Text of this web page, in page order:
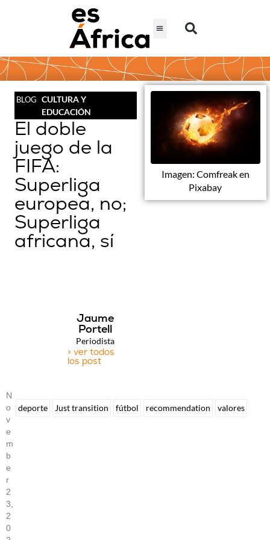
BLOG CULTURA Y
EDUCACIÓN
El doble
juego de la
FIFA:
Superliga
europea, no;
Superliga
africana, sí
Imagen: Comfreak en
Pixabay
Jaume
Portell
Periodista
> ver todos
los post
N
O
V
E
M
B
E
R
2
3,
2
0
deporte Just transition fútbol recommendation valores